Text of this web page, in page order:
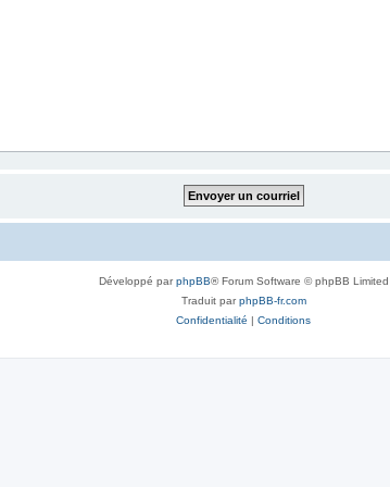
Développé parphpBB® Forum Software © phpBB Limited
Traduit parphpBB-fr.com
Confidentialité | Conditions